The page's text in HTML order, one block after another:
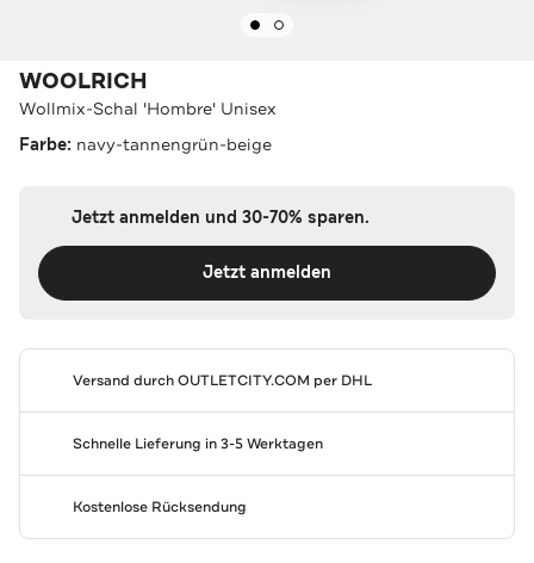
WOOLRICH
Wollmix-Schal 'Hombre' Unisex
Farbe: navy-tannengrün-beige
Jetzt anmelden und 30-70% sparen.
Jetzt anmelden
Versand durchOUTLETCITY.COM per DHL
Schnelle Lieferung in 3-5 Werktagen
Kostenlose Rücksendung